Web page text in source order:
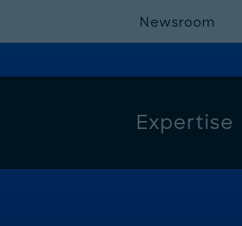
Expertise
Newsroom